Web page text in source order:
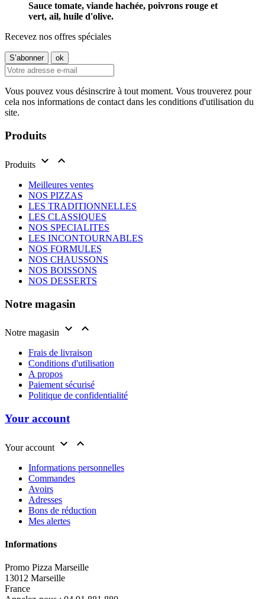
Sauce tomate, viande hachée, poivrons rouge et
vert, ail, huile d'olive.
Recevez nos offres spéciales
Vous pouvez vous désinscrire à tout moment. Vous trouverez pour
cela nos informations de contact dans les conditions d'utilisation du
site.
Produits
Produits  
Meilleures ventes
NOS PIZZAS
LES TRADITIONNELLES
LES CLASSIQUES
NOS SPECIALITES
LES INCONTOURNABLES
NOS FORMULES
NOS CHAUSSONS
NOS BOISSONS
NOS DESSERTS
Notre magasin
Notre magasin  
Frais de livraison
Conditions d'utilisation
A propos
Paiement sécurisé
Politique de confidentialité
Your account
Your account  
Informations personnelles
Commandes
Avoirs
Adresses
Bons de réduction
Mes alertes
Informations
Promo Pizza Marseille
13012 Marseille
France